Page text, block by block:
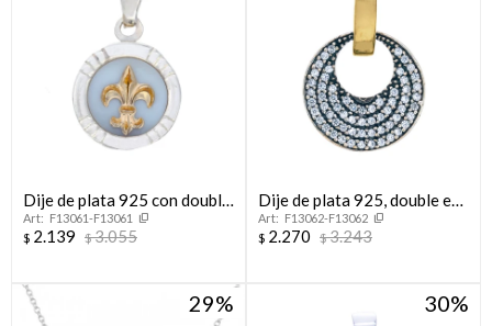
Dije de plata 925 con double
de oro 18 ktes y nácar, FLOR
DE LIS
F13061-F13061
$ 2.139 $3.055
Dije de plata 925, double en
oro 18 ktes y circonias.
F13062-F13062
$ 2.270 $3.243
29 30